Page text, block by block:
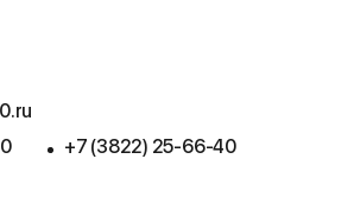
+7 (3822) 25-66-40